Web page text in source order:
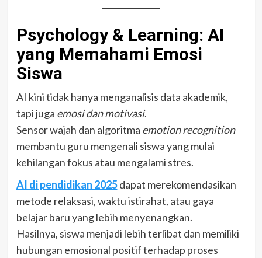
Psychology & Learning: AI
yang Memahami Emosi
Siswa
AI kini tidak hanya menganalisis data akademik,
tapi juga emosi dan motivasi.
Sensor wajah dan algoritma emotion recognition
membantu guru mengenali siswa yang mulai
kehilangan fokus atau mengalami stres.
AI di pendidikan 2025dapat merekomendasikan
metode relaksasi, waktu istirahat, atau gaya
belajar baru yang lebih menyenangkan.
Hasilnya, siswa menjadi lebih terlibat dan memiliki
hubungan emosional positif terhadap proses